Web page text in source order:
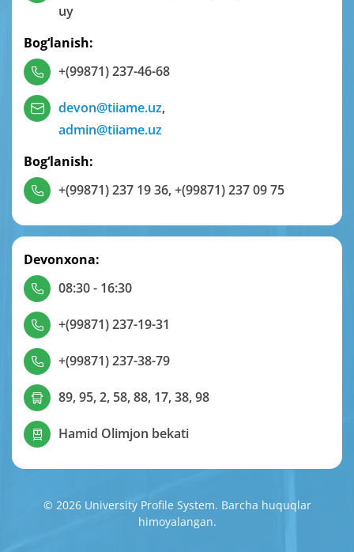
uy
Bog‘lanish:
+(99871) 237-46-68
devon@tiiame.uz,
admin@tiiame.uz
Bog‘lanish:
+(99871) 237 19 36,+(99871) 237 09 75
Devonxona:
08:30 - 16:30
+(99871) 237-19-31
+(99871) 237-38-79
89, 95, 2, 58, 88, 17, 38, 98
Hamid Olimjon bekati
© 2026 University Profile System. Barcha huquqlar
himoyalangan.